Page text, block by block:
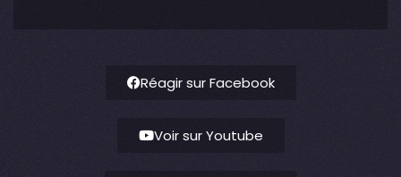
Réagir sur Facebook
Voir sur Youtube